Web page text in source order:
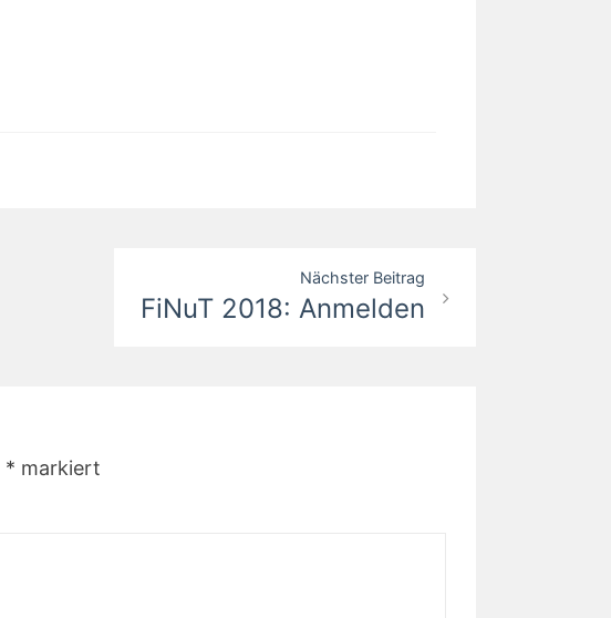
Nächster Beitrag
FiNuT 2018: Anmelden
* markiert